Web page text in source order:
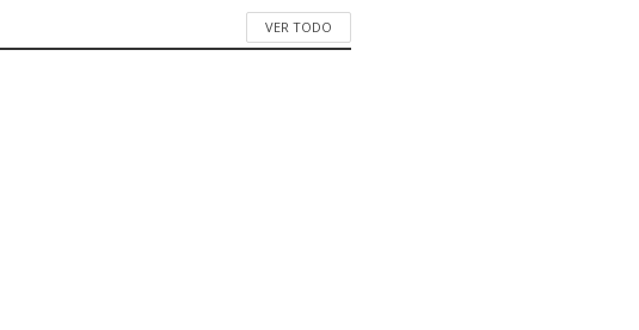
VER TODO